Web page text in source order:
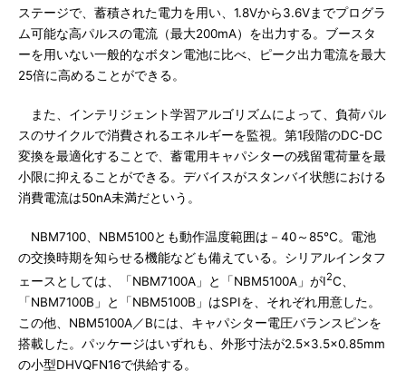
ステージで、蓄積された電力を用い、1.8Vから3.6Vまでプログラ
ム可能な高パルスの電流（最大200mA）を出力する。ブースタ
ーを用いない一般的なボタン電池に比べ、ピーク出力電流を最大
25倍に高めることができる。
また、インテリジェント学習アルゴリズムによって、負荷パル
スのサイクルで消費されるエネルギーを監視。第1段階のDC-DC
変換を最適化することで、蓄電用キャパシターの残留電荷量を最
小限に抑えることができる。デバイスがスタンバイ状態における
消費電流は50nA未満だという。
NBM7100、NBM5100とも動作温度範囲は－40～85℃。電池
の交換時期を知らせる機能なども備えている。シリアルインタフ
ェースとしては、「NBM7100A」と「NBM5100A」がI2C、
「NBM7100B」と「NBM5100B」はSPIを、それぞれ用意した。
この他、NBM5100A／Bには、キャパシター電圧バランスピンを
搭載した。パッケージはいずれも、外形寸法が2.5×3.5×0.85mm
の小型DHVQFN16で供給する。